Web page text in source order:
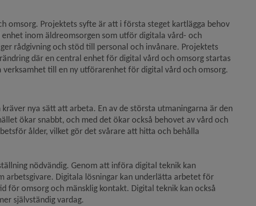
omsorg. Projektets syfte är att i första steget kartlägga behov
inom äldreomsorgen som utför digitala vård- och
rådgivning och stöd till personal och invånare. Projektets
där en central enhet för digital vård och omsorg startas
till en ny utförarenhet för digital vård och omsorg.
nya sätt att arbeta. En av de största utmaningarna är den
ökar snabbt, och med det ökar också behovet av vård och
ålder, vilket gör det svårare att hitta och behålla
nödvändig. Genom att införa digital teknik kan
arbetsgivare. Digitala lösningar kan underlätta arbetet för
för omsorg och mänsklig kontakt. Digital teknik kan också
självständig vardag.